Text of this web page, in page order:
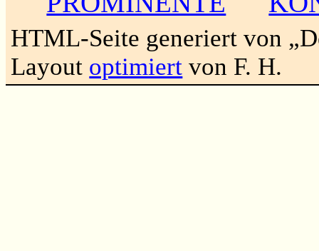
HTML-Seite generiert von
Layout optimiert von F. H.